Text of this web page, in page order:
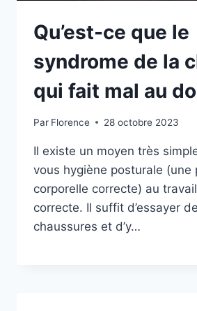
Qu’est-ce que le
syndrome de la
qui fait mal au
Par Florence 28 octobre 2023
Il existe un moyen très
vous hygiène posturale (une
corporelle correcte) au travail
correcte. Il suffit d’essayer
chaussures et d’y…